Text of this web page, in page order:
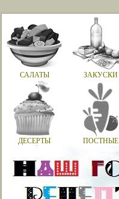
САЛАТЫ ЗАКУСКИ
ДЕСЕРТЫ ПОСТНЫЕ